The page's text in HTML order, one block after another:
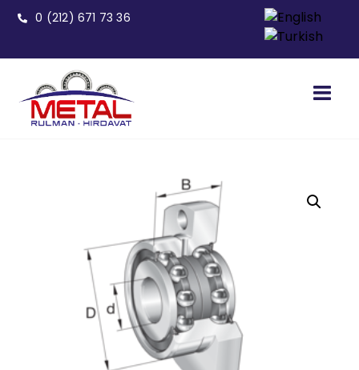
0 (212) 671 73 36